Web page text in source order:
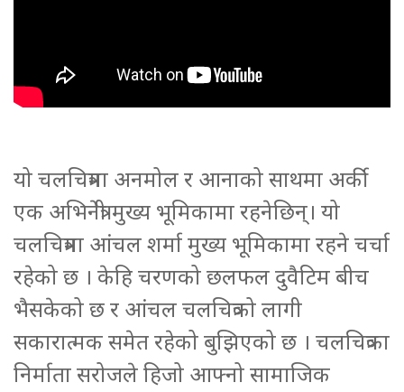
यो चलचित्रमा अनमोल र आनाको साथमा अर्की
एक अभिनेत्री मुख्य भूमिकामा रहनेछिन्। यो
चलचित्रमा आंचल शर्मा मुख्य भूमिकामा रहने चर्चा
रहेको छ । केहि चरणको छलफल दुवैटिम बीच
भैसकेको छ र आंचल चलचित्रको लागी
सकारात्मक समेत रहेको बुझिएको छ । चलचित्रका
निर्माता सरोजले हिजो आफ्नो सामाजिक